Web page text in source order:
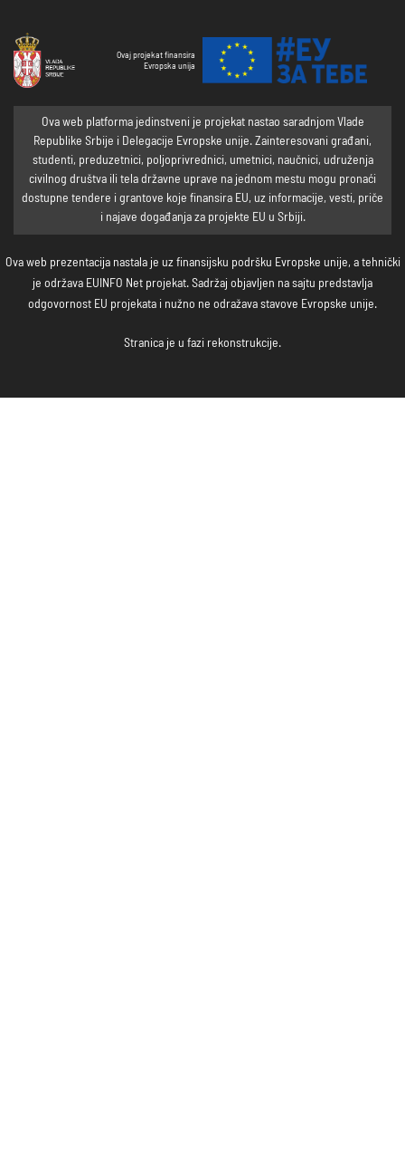
Ovaj projekat finansira
Evropska unija
Ova web platforma jedinstveni je projekat nastao saradnjom Vlade
Republike Srbije i Delegacije Evropske unije. Zainteresovani građani,
studenti, preduzetnici, poljoprivrednici, umetnici, naučnici, udruženja
civilnog društva ili tela državne uprave na jednom mestu mogu pronaći
dostupne tendere i grantove koje finansira EU, uz informacije, vesti, priče
i najave događanja za projekte EU u Srbiji.
Ova web prezentacija nastala je uz finansijsku podršku Evropske unije, a tehnički
je održava EUINFO Net projekat. Sadržaj objavljen na sajtu predstavlja
odgovornost EU projekata i nužno ne odražava stavove Evropske unije.
Stranica je u fazi rekonstrukcije.